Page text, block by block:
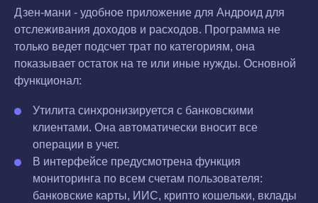
Дзен-мани - удобное приложение для Андроид для
отслеживания доходов и расходов. Программа не
только ведет подсчет трат по категориям, она
показывает остаток на те или иные нужды. Основной
функционал:
Утилита синхронизируется с банковскими
клиентами. Она автоматически вносит все
операции в учет.
В интерфейсе предусмотрена функция
мониторинга по всем счетам пользователя:
банковские карты, ИИС, крипто кошельки, вклады